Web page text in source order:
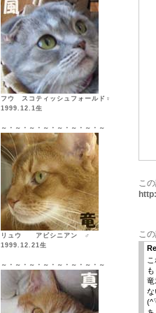
フウ スコティッシュフォールド♀
1999.12.1生
～・～・～・～・～・～・～・～
リュウ アビシニアン ♂
1999.12.21生
～・～・～・～・～・～・～・～
こ
こ
竜
な